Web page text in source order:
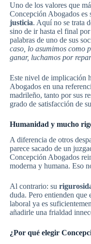
Uno de los valores que
Concepción Abogados es
justicia. Aquí no se trata
sino de ir hasta el final
palabras de uno de sus
caso, lo asumimos como
ganar, luchamos por
Este nivel de implicación
Abogados en una
madrileño, tanto por sus
grado de satisfacción de
Humanidad y mucho
A diferencia de otros
parece sacado de un
Concepción Abogados
moderna y humana. Eso
Al contrario: su
duda. Pero entienden que
laboral ya es
añadirle una frialdad
¿Por qué elegir